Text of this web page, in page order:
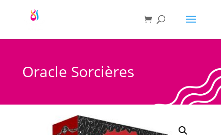
Oracle Sorcières